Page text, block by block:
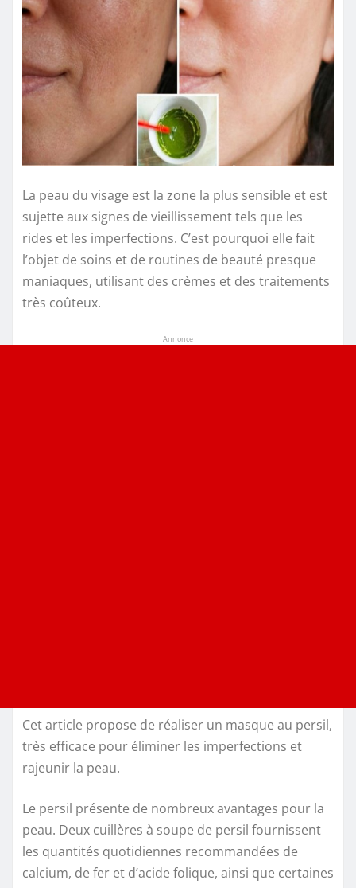
La peau du visage est la zone la plus sensible et est
sujette aux signes de vieillissement tels que les
rides et les imperfections. C’est pourquoi elle fait
l’objet de soins et de routines de beauté presque
maniaques, utilisant des crèmes et des traitements
très coûteux.
Annonce
Cet article propose de réaliser un masque au persil,
très efficace pour éliminer les imperfections et
rajeunir la peau.
Le persil présente de nombreux avantages pour la
peau. Deux cuillères à soupe de persil fournissent
les quantités quotidiennes recommandées de
calcium, de fer et d’acide folique, ainsi que certaines